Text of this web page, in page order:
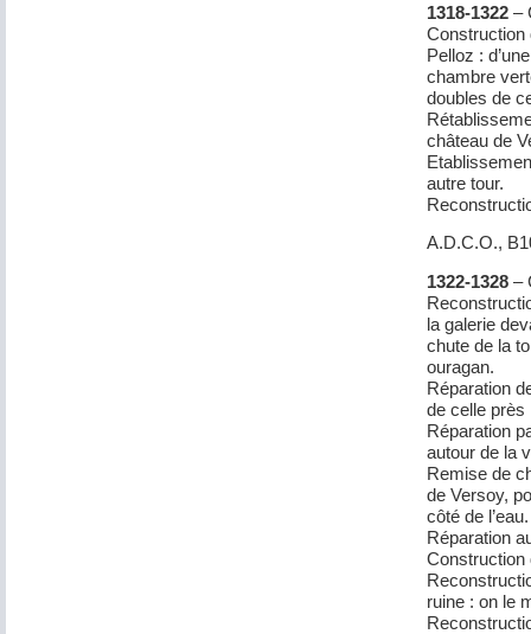
1318-1322 –
Construction
Pelloz :
chambre
doubles de
château de
autre tour.
A.D.C.O.,
1322-1328 –
la galerie
chute de la
ouragan.
Réparation
de celle près
Réparation
autour de la
Remise de
de Versoy,
côté de l’eau.
Réparation
Construction
ruine : on le